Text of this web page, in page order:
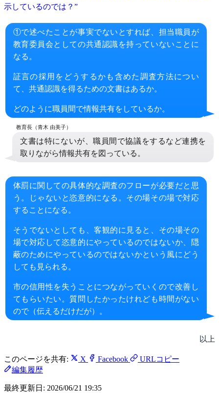
示しているのでは？”
①で述べたことが事実でないとすれば、担当職員が
教育委員会としての共通認識を持っていないことに
なる。
証言の採用をどうするかも含めた調査方法につい
て、共通認識を得るための文書はあるか。
どのように職員間で情報共有をしているか。
文書は特にないが、職員間で協議をするなど連携を
取りながら情報共有を図っている。
体罰に関しての具体的な調査のフローが必要だと思
う。じゃないと恣意的になる。その場その場で対応
することになる。
そうでないとしても、客観的に見ると、その場その
場で対応して恣意的にやっているのではないか、隠
蔽のためにやっているのではないかという風にどう
しても見られる。
市の信用性を失うことにつながっていくので改善し
てもらいたい。質問したかったけれども時間がない
ので（伝えるだけだが）。
以上
このページを共有: X Facebook
URLコピー
編集履歴
最終更新日: 2026/06/21 19:35